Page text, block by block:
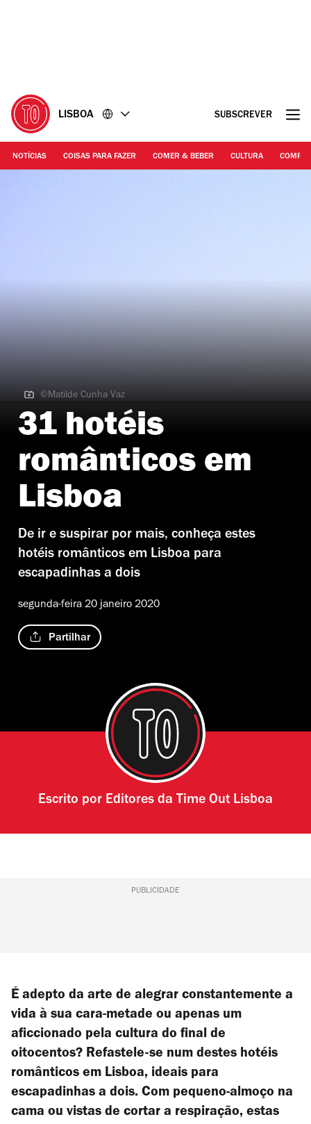
LISBOA SUBSCREVER
NOTÍCIAS COISAS PARA FAZER COMER & BEBER CULTURA
©Matilde Cunha Vaz
©Matilde Cunha Vaz
31 hotéis
românticos em
Lisboa
De ir e suspirar por mais, conheça estes
hotéis românticos em Lisboa para
escapadinhas a dois
segunda-feira 20 janeiro 2020
Partilhar
Escrito por Editores da Time Out Lisboa
PUBLICIDADE
É adepto da arte de alegrar constantemente a
vida à sua cara-metade ou apenas um
aficcionado pela cultura do final de
oitocentos? Refastele-se num destes hotéis
românticos em Lisboa, ideais para
escapadinhas a dois. Com pequeno-almoço na
cama ou vistas de cortar a respiração, estas